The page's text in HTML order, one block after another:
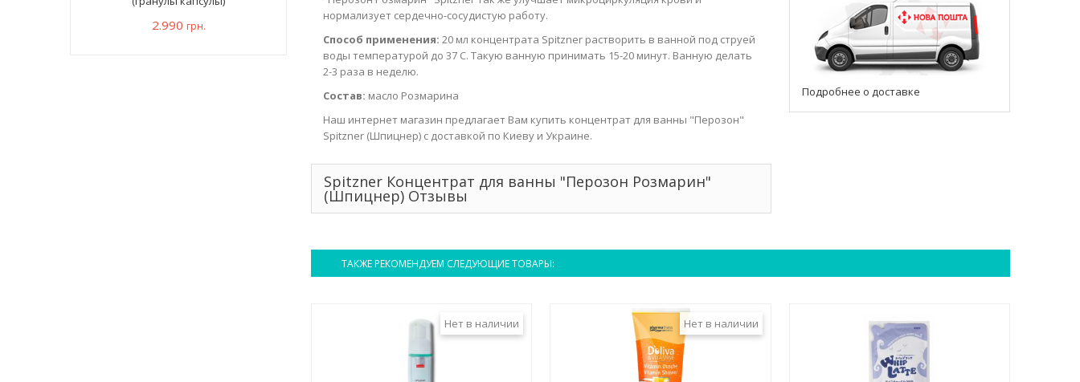
нормализует сердечно-сосудистую работу.
Способ применения: 20 мл концентрата Spitzner растворить в ванной под струей
воды температурой до 37 C. Такую ванную принимать 15-20 минут. Ванную делать
2-3 раза в неделю.
Состав: масло Розмарина
Наш интернет магазин предлагает Вам купить концентрат для ванны "Перозон"
Spitzner (Шпицнер) с доставкой по Киеву и Украине.
Spitzner Концентрат для ванны "Перозон Розмарин"
(Шпицнер) Отзывы
Подробнее о доставке
ТАКЖЕ РЕКОМЕНДУЕМ СЛЕДУЮЩИЕ ТОВАРЫ:
Нет в наличии Нет в наличии
2.990 грн.